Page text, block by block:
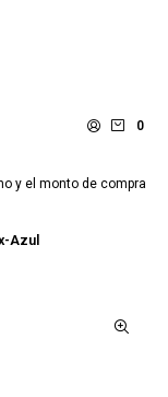
0
y el monto de compra
Azul